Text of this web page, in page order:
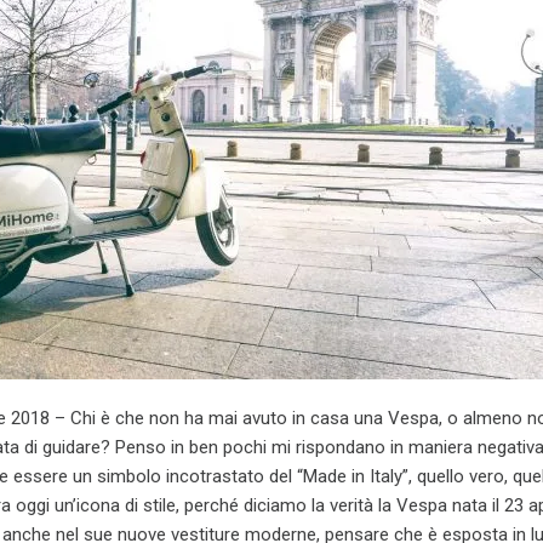
2018 – Chi è che non ha mai avuto in casa una Vespa, o almeno
di guidare? Penso in ben pochi mi rispondano in maniera
essere un simbolo incotrastato del “Made in Italy”, quello vero,
oggi un’icona di stile, perché diciamo la verità la Vespa nata il 23
anche nel sue nuove vestiture moderne, pensare che è esposta in